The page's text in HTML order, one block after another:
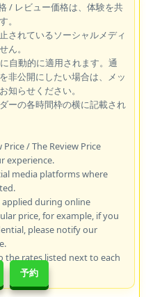
予約
/ レビュー価格は、体験を共
。
されているソーシャルメディ
ん。
自動的に適用されます。通
非公開にしたい場合は、メッ
知らせください。
ーの各時間枠の横に記載され
/ The Review Price
experience.
media platforms where
applied during online
price, for example, if you
please notify our
the rates listed next to each